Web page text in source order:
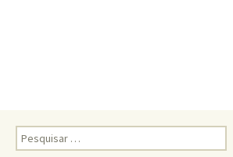
Pesquisar
por: